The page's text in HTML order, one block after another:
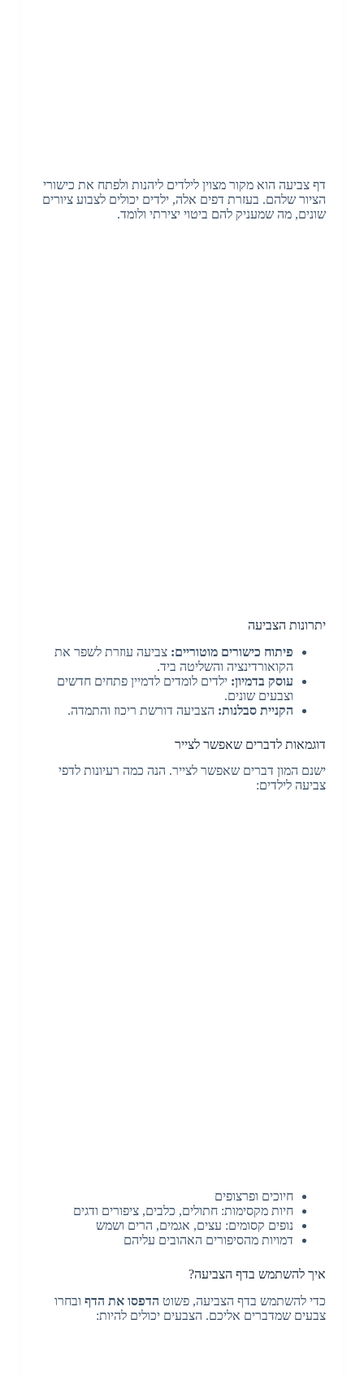
דף צביעה הוא מקור מצוין לילדים ליהנות ולפתח את כישורי
הציור שלהם. בעזרת דפים אלה, ילדים יכולים לצבוע ציורים
שונים, מה שמעניק להם ביטוי יצירתי ולומד.
יתרונות הצביעה
פיתוח כישורים מוטוריים: צביעה עוזרת לשפר את
הקואורדינציה והשליטה ביד.
עוסק בדמיון: ילדים לומדים לדמיין פתחים חדשים
וצבעים שונים.
הקניית סבלנות: הצביעה דורשת ריכוז והתמדה.
דוגמאות לדברים שאפשר לצייר
ישנם המון דברים שאפשר לצייר. הנה כמה רעיונות לדפי
צביעה לילדים:
חיוכים ופרצופים
חיות מקסימות: חתולים, כלבים, ציפורים ודגים
נופים קסומים: עצים, אגמים, הרים ושמש
דמויות מהסיפורים האהובים עליהם
איך להשתמש בדף הצביעה?
כדי להשתמש בדף הצביעה, פשוט הדפסו את הדףובחרו
צבעים שמדברים אליכם. הצבעים יכולים להיות: